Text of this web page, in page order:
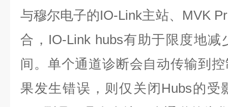
与穆尔电子的IO-Link主站、MVK
合，IO-Link hubs有助于限度地
间。单个通道诊断会自动传输到
果发生错误，则仅关闭Hubs的受